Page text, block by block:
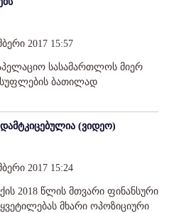
2017 15:57
სასამართლოს მიერ
ბათილად
(ვიდეო)
2017 15:24
2018 წლის მთვარი ფინანსური
მხარი ოპოზიციური